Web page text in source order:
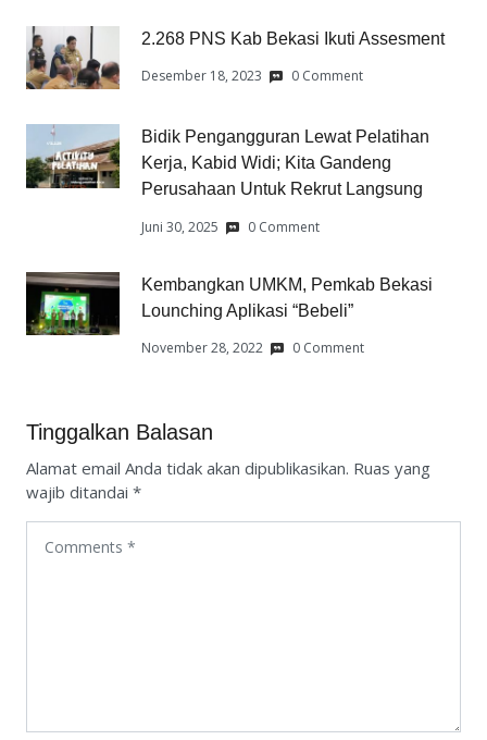
2.268 PNS Kab Bekasi Ikuti Assesment
Desember 18, 2023 0 Comment
Bidik Pengangguran Lewat Pelatihan
Kerja, Kabid Widi; Kita Gandeng
Perusahaan Untuk Rekrut Langsung
Juni 30, 2025 0 Comment
Kembangkan UMKM, Pemkab Bekasi
Lounching Aplikasi “Bebeli”
November 28, 2022 0 Comment
Tinggalkan Balasan
Alamat email Anda tidak akan dipublikasikan. Ruas yang
wajib ditandai *